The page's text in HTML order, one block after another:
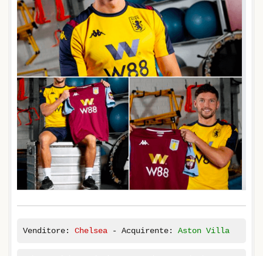
Venditore: Chelsea - Acquirente: Aston Villa